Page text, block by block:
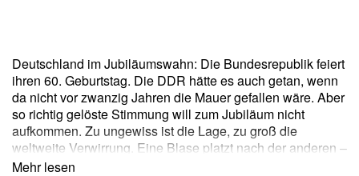
Deutschland im Jubiläumswahn: Die Bundesrepublik feiert
ihren 60. Geburtstag. Die DDR hätte es auch getan, wenn
da nicht vor zwanzig Jahren die Mauer gefallen wäre. Aber
so richtig gelöste Stimmung will zum Jubiläum nicht
aufkommen. Zu ungewiss ist die Lage, zu groß die
weltweite Verwirrung. Eine Blase platzt nach der anderen –
über der deutschen Einheitsrepublik kreist der Pleitegeier.
Mehr lesen